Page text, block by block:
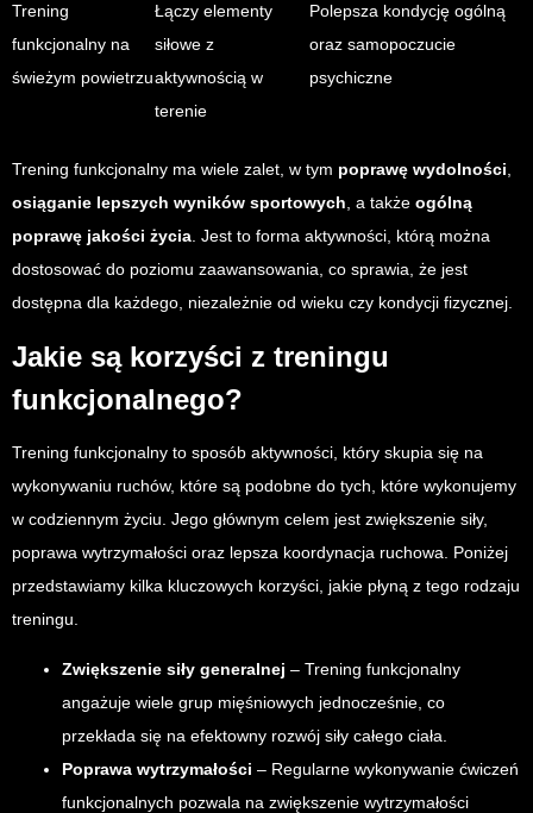
Trening
funkcjonalny na
świeżym powietrzu
Łączy elementy
siłowe z
aktywnością w
terenie
Polepsza kondycję ogólną
oraz samopoczucie
psychiczne
Trening funkcjonalny ma wiele zalet, w tym poprawę wydolności,
osiąganie lepszych wyników sportowych, a także ogólną
poprawę jakości życia. Jest to forma aktywności, którą można
dostosować do poziomu zaawansowania, co sprawia, że jest
dostępna dla każdego, niezależnie od wieku czy kondycji fizycznej.
Jakie są korzyści z treningu
funkcjonalnego?
Trening funkcjonalny to sposób aktywności, który skupia się na
wykonywaniu ruchów, które są podobne do tych, które wykonujemy
w codziennym życiu. Jego głównym celem jest zwiększenie siły,
poprawa wytrzymałości oraz lepsza koordynacja ruchowa. Poniżej
przedstawiamy kilka kluczowych korzyści, jakie płyną z tego rodzaju
treningu.
Zwiększenie siły generalnej – Trening funkcjonalny
angażuje wiele grup mięśniowych jednocześnie, co
przekłada się na efektowny rozwój siły całego ciała.
Poprawa wytrzymałości – Regularne wykonywanie ćwiczeń
funkcjonalnych pozwala na zwiększenie wytrzymałości